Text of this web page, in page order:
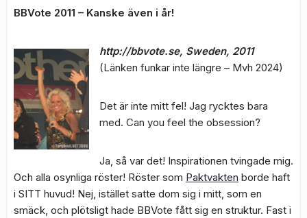
BBVote 2011 – Kanske även i år!
http://bbvote.se, Sweden, 2011
(Länken funkar inte längre – Mvh 2024)
Det är inte mitt fel! Jag rycktes bara
med. Can you feel the obsession?
Ja, så var det! Inspirationen tvingade mig.
Och alla osynliga röster! Röster som Paktvakten borde haft
i SITT huvud! Nej, istället satte dom sig i mitt, som en
smäck, och plötsligt hade BBVote fått sig en struktur. Fast i